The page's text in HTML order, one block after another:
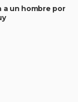
a un hombre por